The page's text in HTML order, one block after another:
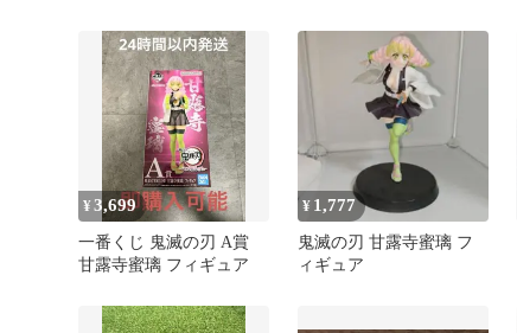
ット
¥3,699
一番くじ 鬼滅の刃 A賞
甘露寺蜜璃 フィギュア
¥ 1,777
鬼滅の刃 甘露寺蜜璃 フ
ィギュア